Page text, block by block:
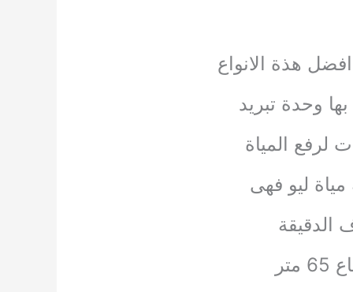
هذة الانواع
وحدة تبريد
لرفع المياة
ليو فهى